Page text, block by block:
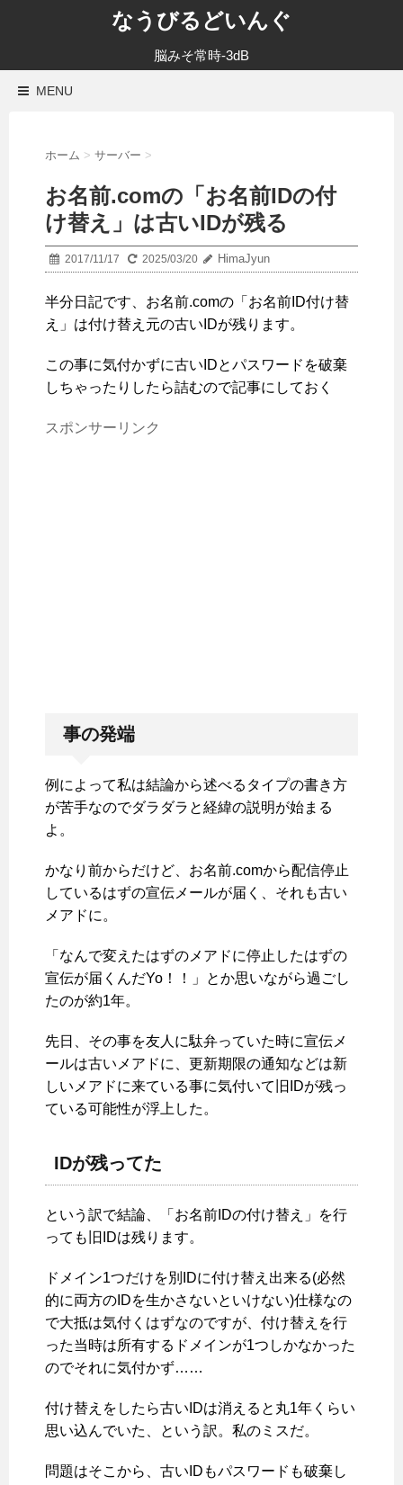
なうびるどいんぐ
脳みそ常時-3dB
MENU
ホーム > サーバー >
お名前.comの「お名前IDの付
け替え」は古いIDが残る
2017/11/17 2025/03/20 HimaJyun
半分日記です、お名前.comの「お名前ID付け替
え」は付け替え元の古いIDが残ります。
この事に気付かずに古いIDとパスワードを破棄
しちゃったりしたら詰むので記事にしておく
スポンサーリンク
事の発端
例によって私は結論から述べるタイプの書き方
が苦手なのでダラダラと経緯の説明が始まる
よ。
かなり前からだけど、お名前.comから配信停止
しているはずの宣伝メールが届く、それも古い
メアドに。
「なんで変えたはずのメアドに停止したはずの
宣伝が届くんだYo！！」とか思いながら過ごし
たのが約1年。
先日、その事を友人に駄弁っていた時に宣伝メ
ールは古いメアドに、更新期限の通知などは新
しいメアドに来ている事に気付いて旧IDが残っ
ている可能性が浮上した。
IDが残ってた
という訳で結論、「お名前IDの付け替え」を行
っても旧IDは残ります。
ドメイン1つだけを別IDに付け替え出来る(必然
的に両方のIDを生かさないといけない)仕様なの
で大抵は気付くはずなのですが、付け替えを行
った当時は所有するドメインが1つしかなかった
のでそれに気付かず……
付け替えをしたら古いIDは消えると丸1年くらい
思い込んでいた、という訳。私のミスだ。
問題はそこから、古いIDもパスワードも破棄し